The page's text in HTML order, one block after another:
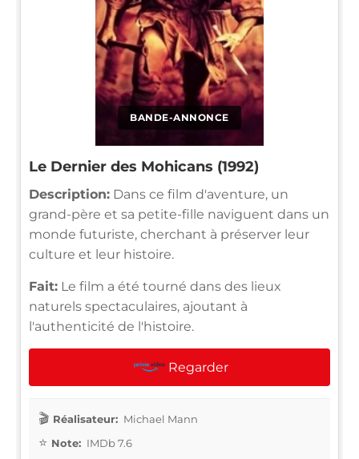
BANDE-ANNONCE
Le Dernier des Mohicans (1992)
Description: Dans ce film d'aventure, un
grand-père et sa petite-fille naviguent dans un
monde futuriste, cherchant à préserver leur
culture et leur histoire.
Fait: Le film a été tourné dans des lieux
naturels spectaculaires, ajoutant à
l'authenticité de l'histoire.
Regarder
Réalisateur: Michael Mann
Note: IMDb 7.6